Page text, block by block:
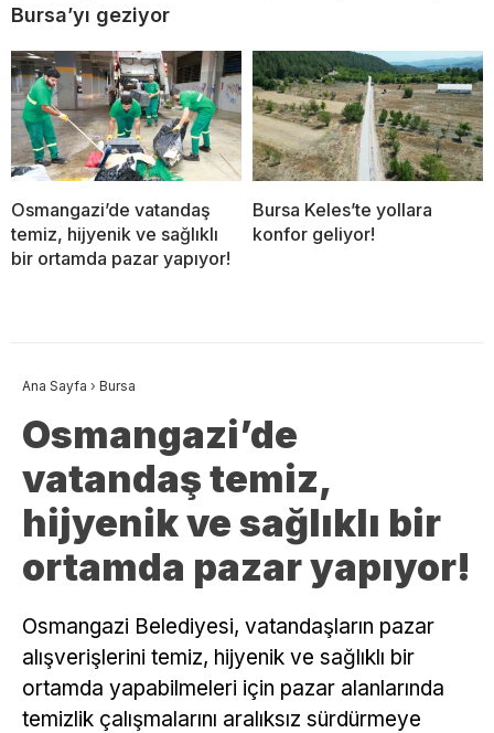
Bursa’yı geziyor
Osmangazi’de vatandaş
temiz, hijyenik ve sağlıklı
bir ortamda pazar yapıyor!
Bursa Keles’te yollara
konfor geliyor!
Ana Sayfa › Bursa
Osmangazi’de
vatandaş temiz,
hijyenik ve sağlıklı bir
ortamda pazar yapıyor!
Osmangazi Belediyesi, vatandaşların pazar
alışverişlerini temiz, hijyenik ve sağlıklı bir
ortamda yapabilmeleri için pazar alanlarında
temizlik çalışmalarını aralıksız sürdürmeye